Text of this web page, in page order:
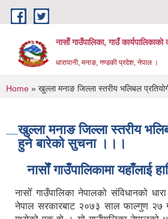
Skip to main content
नासाेँ गाउँपालिका, गाउँ कार्यपालिकाकाे
धारापानी, मनाङ, गण्डकी प्रदेश, नेपाल ।
You are here
Home » खुल्ला मनाङ जिल्ला स्तरीय भलिबल
खुल्ला मनाङ जिल्ला स्तरीय
हुने बारेकाे सुचना ।।।
नासाेँ गाउँपालिकामा यहाँलाई
नासोँ गाउँपालिका नेपालको संविधानको
नेपाल सरकारबाट २०७३ साल फाल्गुण २७